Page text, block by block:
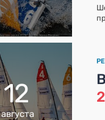
12
августа